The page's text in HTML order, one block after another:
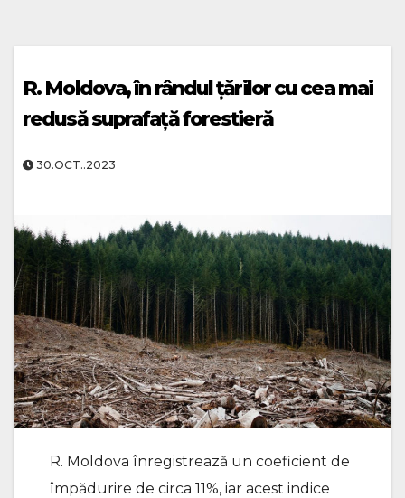
R. Moldova, în rândul țărilor cu cea mai
redusă suprafață forestieră
30.OCT..2023
R. Moldova înregistrează un coeficient de
împădurire de circa 11%, iar acest indice